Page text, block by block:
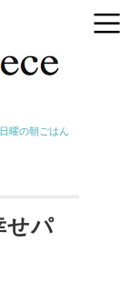
日曜の朝ごはん
せパ